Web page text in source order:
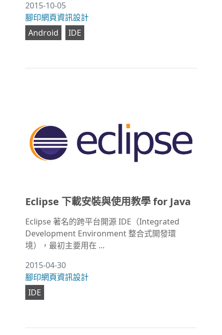
2015-10-05
腳印網頁資訊設計
Android
IDE
Eclipse 下載安裝與使用教學 for Java
Eclipse 著名的跨平台開源 IDE（Integrated
Development Environment 整合式開發環
境），最初主要用在 ...
2015-04-30
腳印網頁資訊設計
IDE